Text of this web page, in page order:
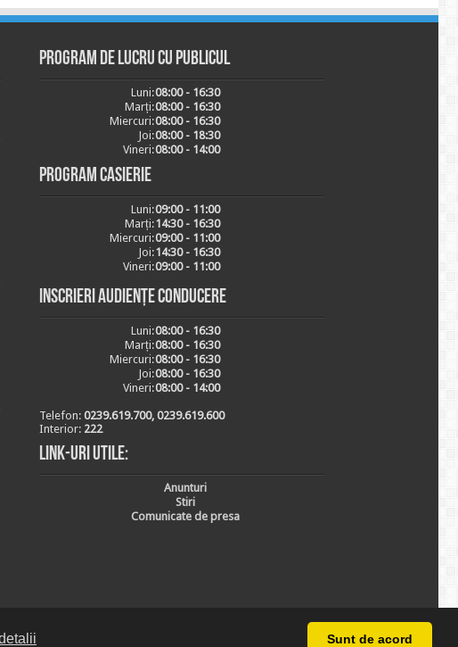
Sunt de acord
Program de lucru cu publicul
Luni:08:00 - 16:30
Marți:08:00 - 16:30
Miercuri:08:00 - 16:30
Joi:08:00 - 18:30
Vineri:08:00 - 14:00
Program casierie
Luni:09:00 - 11:00
Marți:14:30 - 16:30
Miercuri:09:00 - 11:00
Joi:14:30 - 16:30
Vineri:09:00 - 11:00
Inscrieri audiențe conducere
Luni:08:00 - 16:30
Marți:08:00 - 16:30
Miercuri:08:00 - 16:30
Joi:08:00 - 16:30
Vineri:08:00 - 14:00
Telefon: 0239.619.700, 0239.619.600
Interior: 222
Link-uri utile:
Anunturi
Stiri
Comunicate de presa